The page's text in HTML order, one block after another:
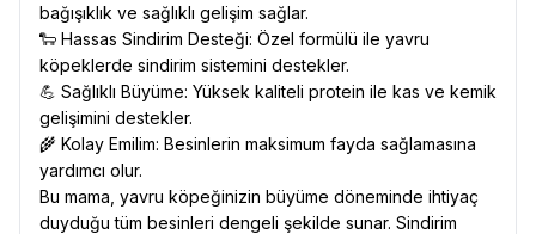
bağışıklık ve sağlıklı gelişim sağlar.
🐑 Hassas Sindirim Desteği: Özel formülü ile yavru
köpeklerde sindirim sistemini destekler.
💪 Sağlıklı Büyüme: Yüksek kaliteli protein ile kas ve kemik
gelişimini destekler.
🌾 Kolay Emilim: Besinlerin maksimum fayda sağlamasına
yardımcı olur.
Bu mama, yavru köpeğinizin büyüme döneminde ihtiyaç
duyduğu tüm besinleri dengeli şekilde sunar. Sindirim